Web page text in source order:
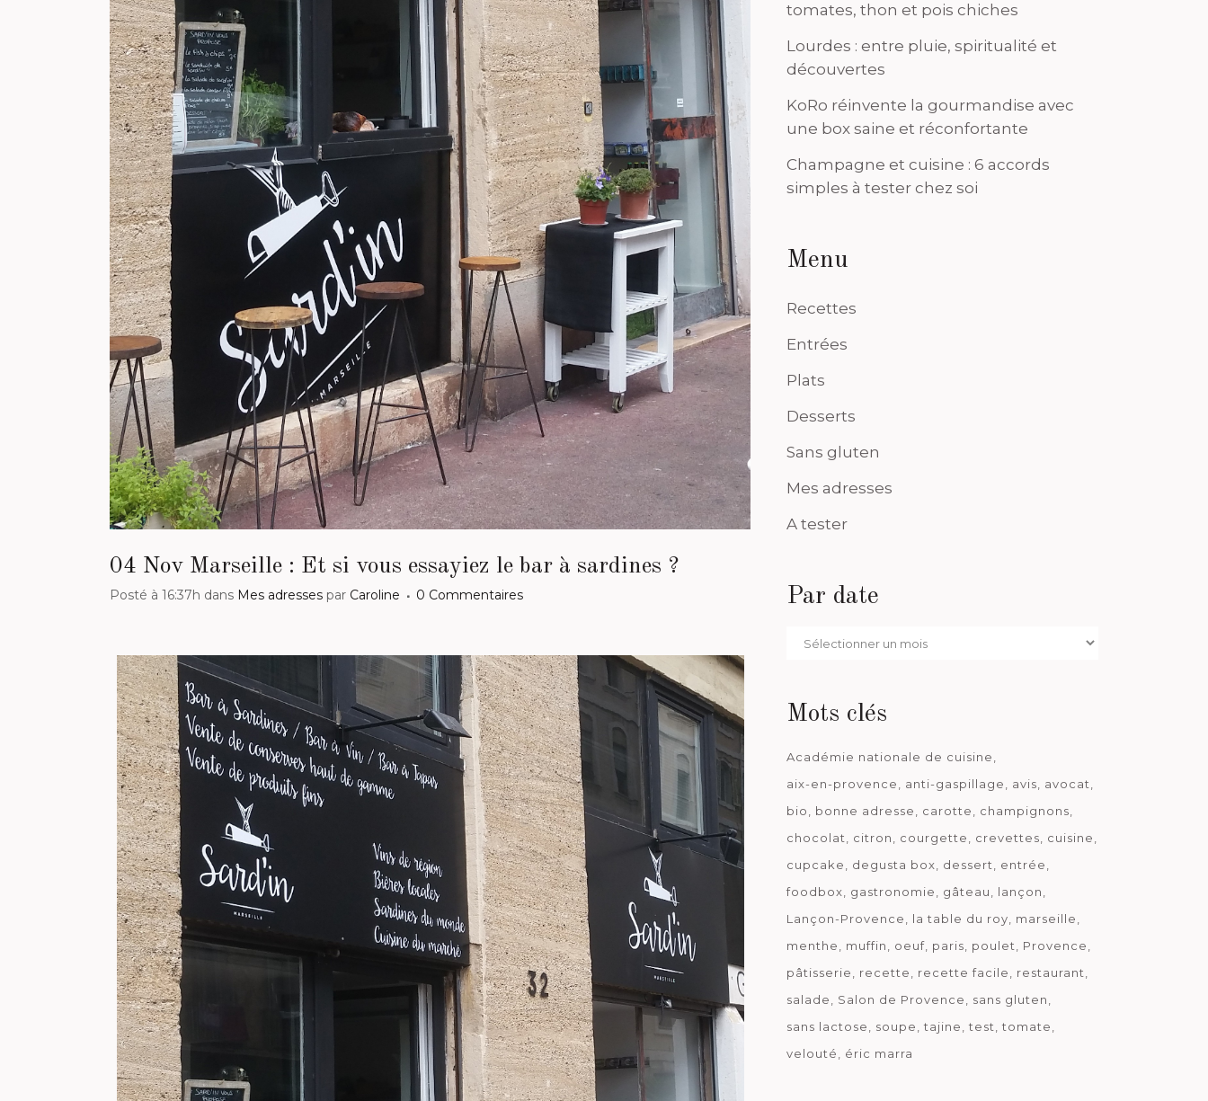
04 Nov Marseille : Et si vous essayiez le bar à sardines ?
Posté à 16:37h dans Mes adresses par Caroline 0 Commentaires
tomates, thon et pois chiches
Lourdes : entre pluie, spiritualité et
découvertes
KoRo réinvente la gourmandise avec
une box saine et réconfortante
Champagne et cuisine : 6 accords
simples à tester chez soi
Menu
Recettes
Entrées
Plats
Desserts
Sans gluten
Mes adresses
A tester
Par date
Par
Mots clés
Académie nationale de cuisine
aix-en-provence
anti-gaspillage avis
avocat
bio
bonne adresse carotte
champignons
chocolat
citron courgette crevettes
cuisine
cupcake
degusta box dessert
entrée
foodbox
gastronomie gâteau
lançon
Lançon-Provence
la table du roy
marseille
menthe
muffin oeuf paris poulet
Provence
pâtisserie
recette recette facile
restaurant
salade
Salon de Provence
sans gluten
sans lactose
soupe tajine test
tomate
velouté
éric marra